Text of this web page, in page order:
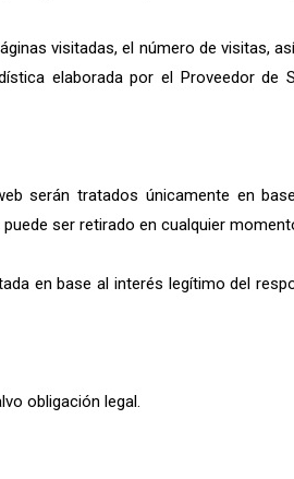
visitadas, el número de visitas,
elaborada por el Proveedor de
serán tratados únicamente en
ser retirado en cualquier
en base al interés legítimo del
obligación legal.